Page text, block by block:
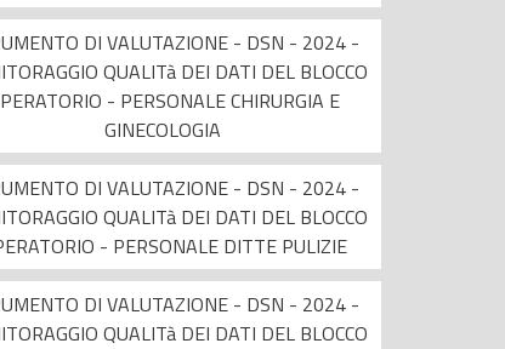
DI VALUTAZIONE - DSN - 2024 -
QUALITà DEI DATI DEL BLOCCO
- PERSONALE CHIRURGIA E
GINECOLOGIA
DI VALUTAZIONE - DSN - 2024 -
QUALITà DEI DATI DEL BLOCCO
- PERSONALE DITTE PULIZIE
DI VALUTAZIONE - DSN - 2024 -
QUALITà DEI DATI DEL BLOCCO